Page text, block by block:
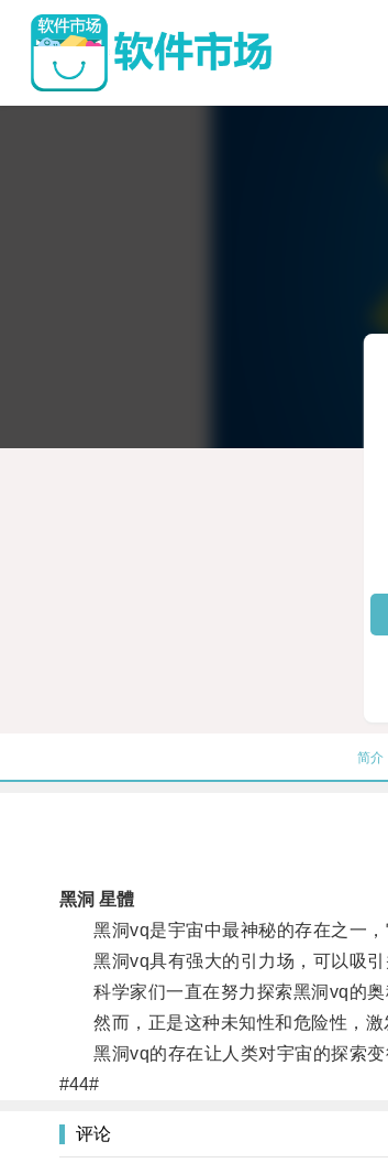
简介
黑洞 星體
黑洞vq是宇宙中最神秘的存在之一，
黑洞vq具有强大的引力场，可以吸引
科学家们一直在努力探索黑洞vq的奥
然而，正是这种未知性和危险性，激
黑洞vq的存在让人类对宇宙的探索变
#44#
评论